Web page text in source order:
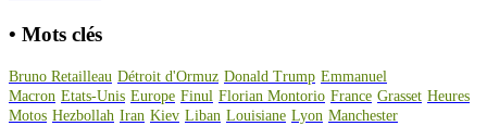
• Mots clés
Bruno Retailleau Détroit d'Ormuz Donald Trump Emmanuel
Macron Etats-Unis Europe Finul Florian Montorio France Grasset Heures
Motos Hezbollah Iran Kiev Liban Louisiane Lyon Manchester